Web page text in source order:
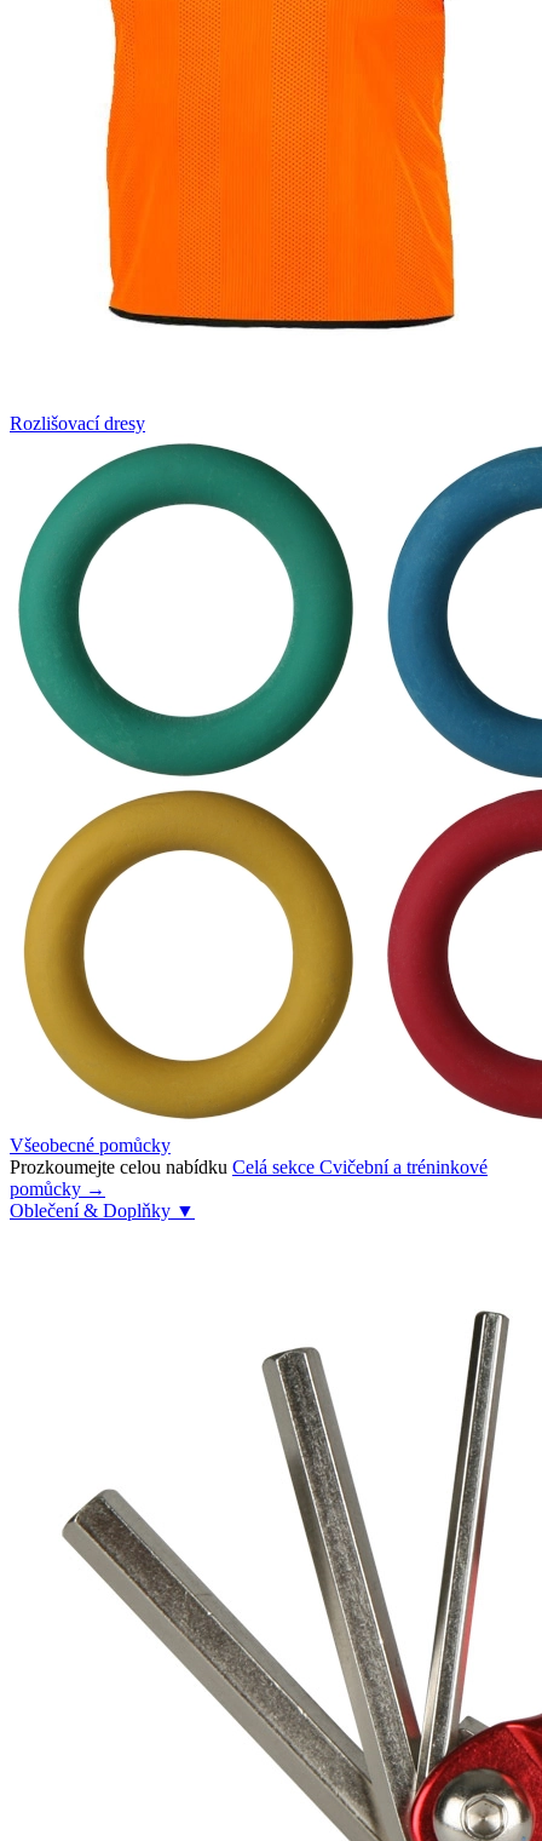
Rozlišovací dresy
Všeobecné pomůcky
Prozkoumejte celou nabídku Celá sekce Cvičební a tréninkové
pomůcky →
Oblečení & Doplňky ▼